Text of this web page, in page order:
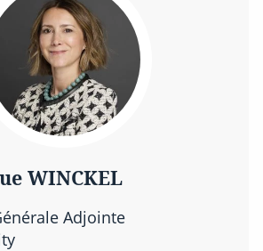
WINCKEL
Adjointe